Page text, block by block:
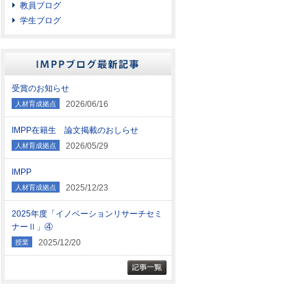
教員ブログ
学生ブログ
受賞のお知らせ
人材育成拠点 2026/06/16
IMPP在籍生 論文掲載のおしらせ
人材育成拠点 2026/05/29
IMPP
人材育成拠点 2025/12/23
2025年度「イノベーションリサーチセミ
ナーⅡ」④
授業 2025/12/20